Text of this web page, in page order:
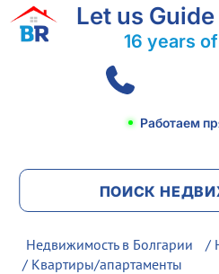
Let us
16 years
Работаем
ПОИСК
Недвижимость в Болгарии /
/ Квартиры/апартаменты